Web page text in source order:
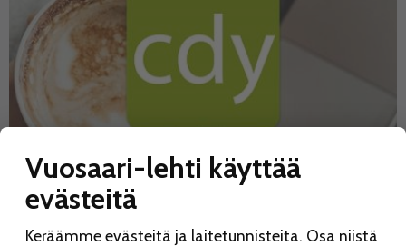
Vuosaari-lehti käyttää
evästeitä
Keräämme evästeitä ja laitetunnisteita. Osa niistä